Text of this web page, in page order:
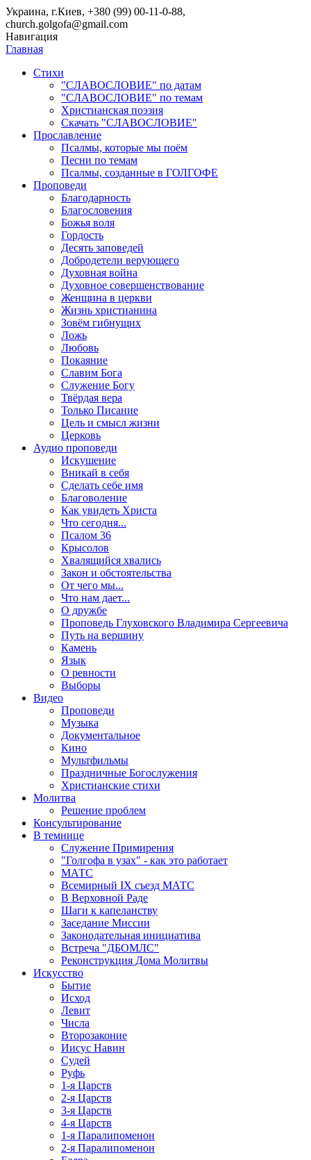
Украина, г.Киев, +380 (99) 00-11-0-88,
church.golgofa@gmail.com
Навигация
Главная
Стихи
"СЛАВОСЛОВИЕ" по датам
"СЛАВОСЛОВИЕ" по темам
Христианская поэзия
Скачать "СЛАВОСЛОВИЕ"
Прославление
Псалмы, которые мы поём
Песни по темам
Псалмы, созданные в ГОЛГОФЕ
Проповеди
Благодарность
Благословения
Божья воля
Гордость
Десять заповедей
Добродетели верующего
Духовная война
Духовное совершенствование
Женщина в церкви
Жизнь христианина
Зовём гибнущих
Ложь
Любовь
Покаяние
Славим Бога
Служение Богу
Твёрдая вера
Только Писание
Цель и смысл жизни
Церковь
Аудио проповеди
Искушение
Вникай в себя
Сделать себе имя
Благоволение
Как увидеть Христа
Что сегодня...
Псалом 36
Крысолов
Хвалящийся хвались
Закон и обстоятельства
От чего мы...
Что нам дает...
О дружбе
Проповедь Глуховского Владимира Сергеевича
Путь на вершину
Камень
Язык
О ревности
Выборы
Видео
Проповеди
Музыка
Документальное
Кино
Мультфильмы
Праздничные Богослужения
Христианские стихи
Молитва
Решение проблем
Консультирование
В темнице
Служение Примирения
"Голгофа в узах" - как это работает
МАТС
Всемирный IX съезд МАТС
В Верховной Раде
Шаги к капеланству
Заседание Миссии
Законодательная инициатива
Встреча "ДБОМЛС"
Реконструкция Дома Молитвы
Искусство
Бытие
Исход
Левит
Числа
Второзаконие
Иисус Навин
Судей
Руфь
1-я Царств
2-я Царств
3-я Царств
4-я Царств
1-я Паралипоменон
2-я Паралипоменон